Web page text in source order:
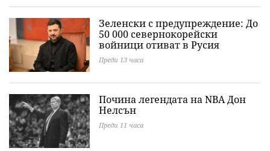
Зеленски с предупреждение: До
50 000 севернокорейски
войници отиват в Русия
Преди 13 часа
Почина легендата на NBA Дон
Нелсън
Преди 11 часа